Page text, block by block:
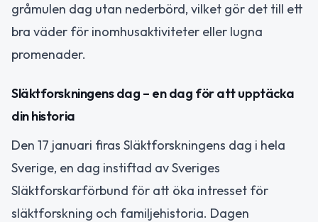
gråmulen dag utan nederbörd, vilket gör det till ett
bra väder för inomhusaktiviteter eller lugna
promenader.
Släktforskningens dag – en dag för att upptäcka
din historia
Den 17 januari firas Släktforskningens dag i hela
Sverige, en dag instiftad av Sveriges
Släktforskarförbund för att öka intresset för
släktforskning och familjehistoria. Dagen